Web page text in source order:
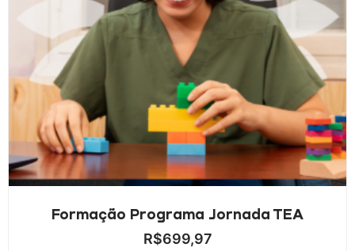
Formação Programa Jornada TEA
R$699,97